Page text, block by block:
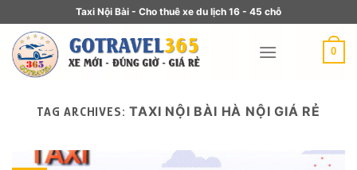
Taxi Nội Bài - Cho thuê xe du lịch 16 - 45 chỗ
0
TAG ARCHIVES:TAXI NỘI BÀI HÀ NỘI GIÁ RẺ